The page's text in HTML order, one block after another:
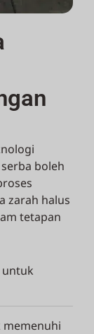
boleh
zarah halus
tetapan
untuk